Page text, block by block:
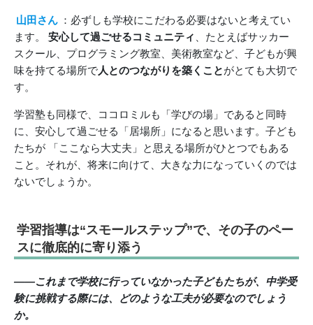
山田さん ：必ずしも学校にこだわる必要はないと考えてい
ます。 安心して過ごせるコミュニティ
、たとえばサッカー
スクール、プログラミング教室、美術教室など、子どもが興
味を持てる場所で人とのつながりを築くことがとても大切で
す。
学習塾も同様で、ココロミルも「学びの場」であると同時
に、安心して過ごせる「居場所」になると思います。子ども
たちが 「ここなら大丈夫」と思える場所がひとつでもある
こと。それが、将来に向けて、大きな力になっていくのでは
ないでしょうか。
学習指導は“スモールステップ”で、その子のペー
スに徹底的に寄り添う
――これまで学校に行っていなかった子どもたちが、中学受
験に挑戦する際には、どのような工夫が必要なのでしょう
か。